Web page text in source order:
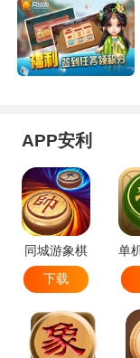
APP安利
同城游象棋
下载